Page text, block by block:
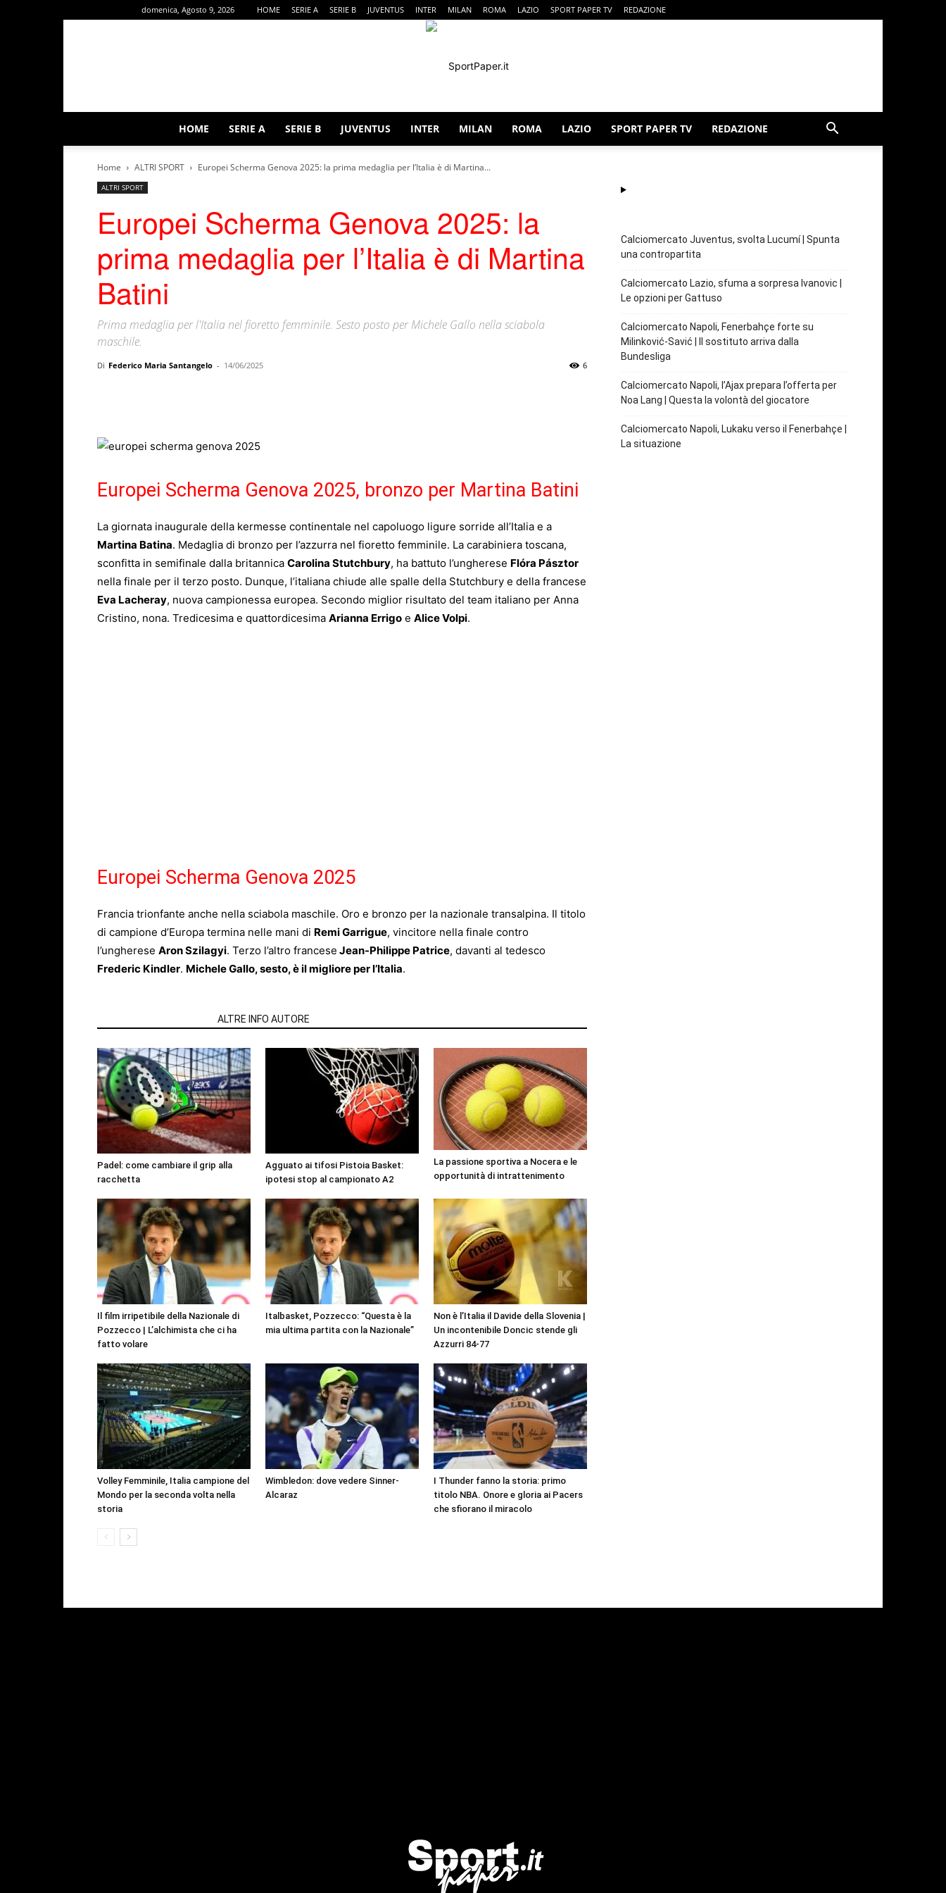
domenica, Agosto 9, 2026 HOME SERIE A SERIE B JUVENTUS INTER MILAN ROMA LAZIO SPORT PAPER TV REDAZIONE
HOME SERIE A SERIE B JUVENTUS INTER MILAN ROMA LAZIO SPORT PAPER TV REDAZIONE
Home ALTRI SPORT Europei Scherma Genova 2025: la prima medaglia per l’Italia è di Martina...
ALTRI SPORT
Europei Scherma Genova 2025: la
prima medaglia per l’Italia è di Martina
Batini
Prima medaglia per l'Italia nel fioretto femminile. Sesto posto per Michele Gallo nella sciabola
maschile.
Di Federico Maria Santangelo - 14/06/2025 6
Europei Scherma Genova 2025, bronzo per Martina Batini
La giornata inaugurale della kermesse continentale nel capoluogo ligure sorride all’Italia e a
Martina Batina. Medaglia di bronzo per l’azzurra nel fioretto femminile. La carabiniera toscana,
sconfitta in semifinale dalla britannica Carolina Stutchbury, ha battuto l’ungherese Flóra Pásztor
nella finale per il terzo posto. Dunque, l’italiana chiude alle spalle della Stutchbury e della francese
Eva Lacheray, nuova campionessa europea. Secondo miglior risultato del team italiano per Anna
Cristino, nona. Tredicesima e quattordicesima Arianna Errigo e Alice Volpi.
Europei Scherma Genova 2025
Francia trionfante anche nella sciabola maschile. Oro e bronzo per la nazionale transalpina. Il titolo
di campione d’Europa termina nelle mani di Remi Garrigue, vincitore nella finale contro
l’ungherese Aron Szilagyi. Terzo l’altro francese Jean-Philippe Patrice, davanti al tedesco
Frederic Kindler. Michele Gallo, sesto, è il migliore per l’Italia.
ALTRE INFO AUTORE
Padel: come cambiare il grip alla
racchetta
Agguato ai tifosi Pistoia Basket:
ipotesi stop al campionato A2
La passione sportiva a Nocera e le
opportunità di intrattenimento
Il film irripetibile della Nazionale di
Pozzecco | L’alchimista che ci ha
fatto volare
Italbasket, Pozzecco: “Questa è la
mia ultima partita con la Nazionale”
Non è l’Italia il Davide della Slovenia |
Un incontenibile Doncic stende gli
Azzurri 84-77
Volley Femminile, Italia campione del
Mondo per la seconda volta nella
storia
Wimbledon: dove vedere Sinner-
Alcaraz
I Thunder fanno la storia: primo
titolo NBA. Onore e gloria ai Pacers
che sfiorano il miracolo
Calciomercato Juventus, svolta Lucumí | Spunta
una contropartita
Calciomercato Lazio, sfuma a sorpresa Ivanovic |
Le opzioni per Gattuso
Calciomercato Napoli, Fenerbahçe forte su
Milinković-Savić | Il sostituto arriva dalla
Bundesliga
Calciomercato Napoli, l’Ajax prepara l’offerta per
Noa Lang | Questa la volontà del giocatore
Calciomercato Napoli, Lukaku verso il Fenerbahçe |
La situazione